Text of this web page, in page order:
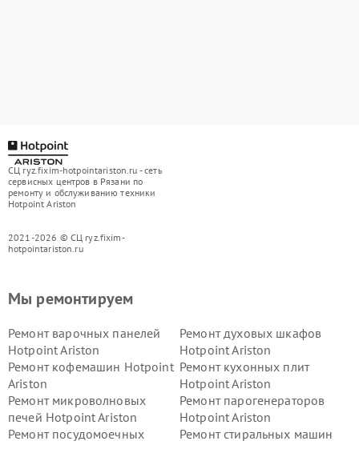
СЦ ryz.fixim-hotpointariston.ru - сеть
сервисных центров в Рязани по
ремонту и обслуживанию техники
Hotpoint Ariston
2021-2026 © СЦ ryz.fixim-
hotpointariston.ru
Мы ремонтируем
Ремонт варочных панелей
Hotpoint Ariston
Ремонт духовых шкафов
Hotpoint Ariston
Ремонт кофемашин Hotpoint
Ariston
Ремонт кухонных плит
Hotpoint Ariston
Ремонт микроволновых
печей Hotpoint Ariston
Ремонт парогенераторов
Hotpoint Ariston
Ремонт посудомоечных
Ремонт стиральных машин